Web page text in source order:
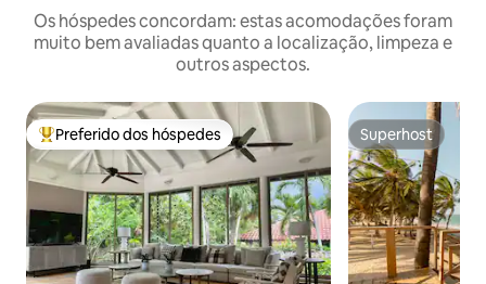
Os hóspedes concordam: estas acomodações foram
muito bem avaliadas quanto a localização, limpeza e
outros aspectos.
Entre os melhores preferidos dos hóspedes
Preferido dos hóspedes Superhost
Superhost